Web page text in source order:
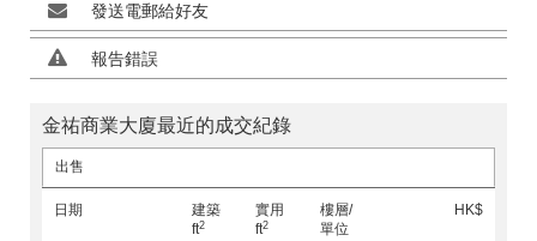
發送電郵給好友
報告錯誤
金祐商業大廈最近的成交紀錄
出售
日期
建築
ft2
實用
ft2
樓層/
單位
HK$